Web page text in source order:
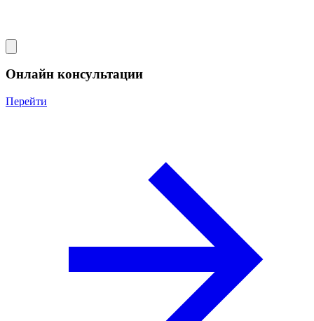
Онлайн консультации
Перейти